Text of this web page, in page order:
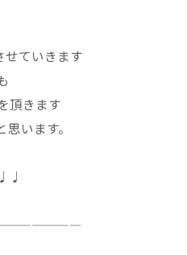
せていきます
頂きます
います。